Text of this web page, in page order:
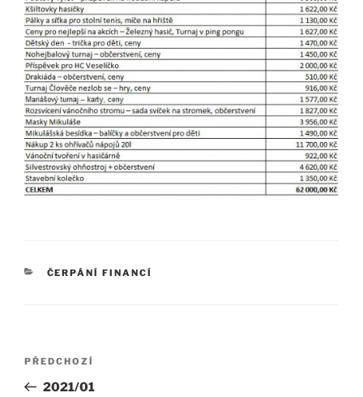
RUBRIKY
ČERPÁNÍ FINANCÍ
Navigace
Předchozí
příspěvek
PŘEDCHOZÍ
2021/01